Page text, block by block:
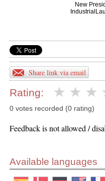
New
Share link via email
Rating:
0 votes recorded (0 rating)
Feedback is not allowed /
Available languages